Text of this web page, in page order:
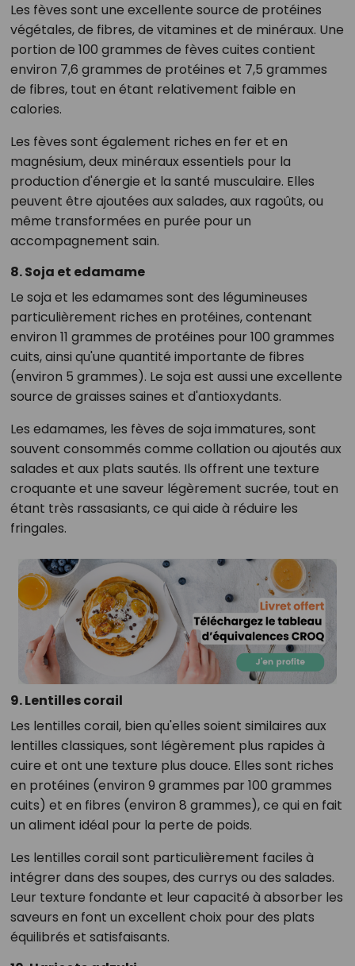
Les fèves sont une excellente source de protéines
végétales, de fibres, de vitamines et de minéraux. Une
portion de 100 grammes de fèves cuites contient
environ 7,6 grammes de protéines et 7,5 grammes
de fibres, tout en étant relativement faible en
calories.
Les fèves sont également riches en fer et en
magnésium, deux minéraux essentiels pour la
production d'énergie et la santé musculaire. Elles
peuvent être ajoutées aux salades, aux ragoûts, ou
même transformées en purée pour un
accompagnement sain.
8. Soja et edamame
Le soja et les edamames sont des légumineuses
particulièrement riches en protéines, contenant
environ 11 grammes de protéines pour 100 grammes
cuits, ainsi qu'une quantité importante de fibres
(environ 5 grammes). Le soja est aussi une excellente
source de graisses saines et d'antioxydants.
Les edamames, les fèves de soja immatures, sont
souvent consommés comme collation ou ajoutés aux
salades et aux plats sautés. Ils offrent une texture
croquante et une saveur légèrement sucrée, tout en
étant très rassasiants, ce qui aide à réduire les
fringales.
9. Lentilles corail
Les lentilles corail, bien qu'elles soient similaires aux
lentilles classiques, sont légèrement plus rapides à
cuire et ont une texture plus douce. Elles sont riches
en protéines (environ 9 grammes par 100 grammes
cuits) et en fibres (environ 8 grammes), ce qui en fait
un aliment idéal pour la perte de poids.
Les lentilles corail sont particulièrement faciles à
intégrer dans des soupes, des currys ou des salades.
Leur texture fondante et leur capacité à absorber les
saveurs en font un excellent choix pour des plats
équilibrés et satisfaisants.